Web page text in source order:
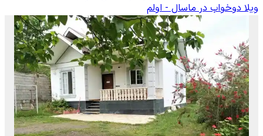
ویلا دوخواب در ماسال - اولم